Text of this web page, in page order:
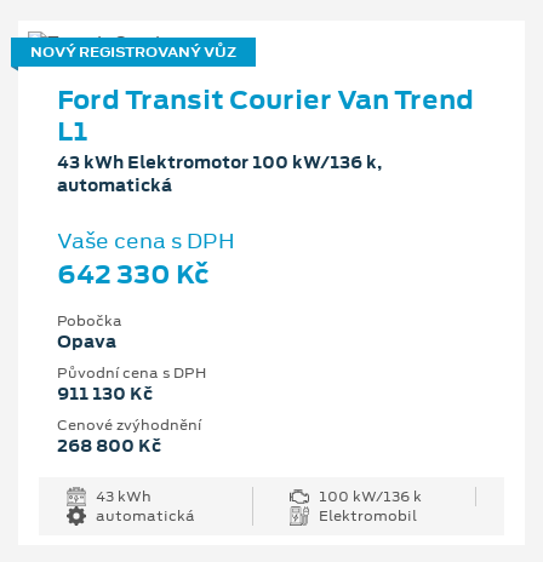
NOVÝ REGISTROVANÝ VŮZ
Ford Transit Courier Van Trend
L1
43 kWh Elektromotor 100 kW/136 k,
automatická
Vaše cena s DPH
642 330 Kč
Pobočka
Opava
Původní cena s DPH
911 130 Kč
Cenové zvýhodnění
268 800 Kč
43 kWh
100 kW/136 k
automatická
Elektromobil